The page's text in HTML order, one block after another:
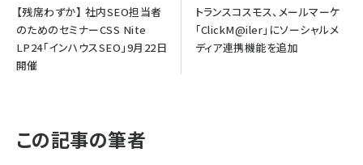
【残席わずか】 社内SEO担当者
のためのセミナーCSS Nite
LP24「インハウスSEO」9月22日
開催
トランスコスモス、メールマーケ
「ClickM@iler」にソーシャルメ
ディア連携機能を追加
この記事の筆者